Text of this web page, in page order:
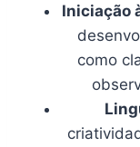
Iniciação
como